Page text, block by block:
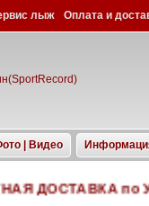
лыж Оплата и
| Видео
по